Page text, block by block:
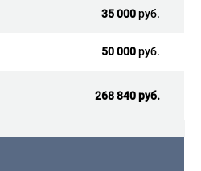
35 000руб.
50 000руб.
268 840 руб.